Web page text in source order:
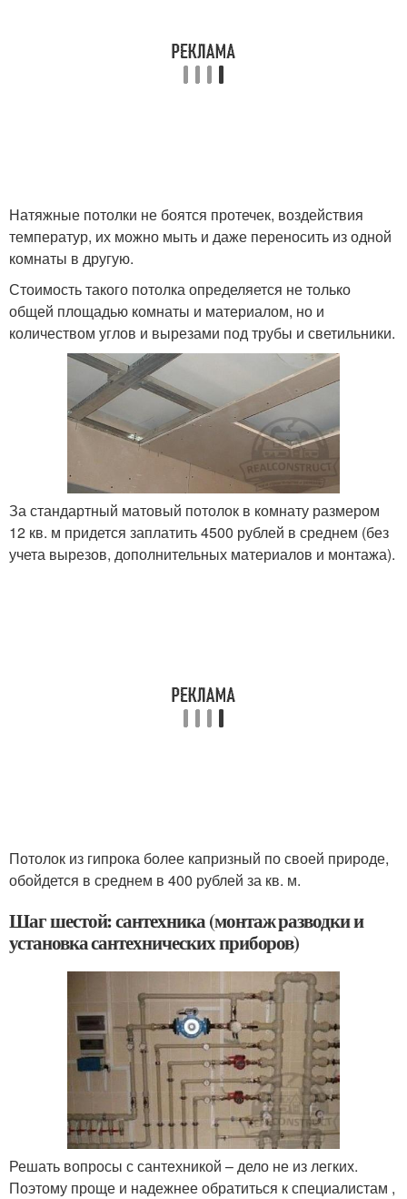
Натяжные потолки не боятся протечек, воздействия
температур, их можно мыть и даже переносить из одной
комнаты в другую.
Стоимость такого потолка определяется не только
общей площадью комнаты и материалом, но и
количеством углов и вырезами под трубы и светильники.
За стандартный матовый потолок в комнату размером
12 кв. м придется заплатить 4500 рублей в среднем (без
учета вырезов, дополнительных материалов и монтажа).
Потолок из гипрока более капризный по своей природе,
обойдется в среднем в 400 рублей за кв. м.
Шаг шестой: сантехника (монтаж разводки и
установка сантехнических приборов)
Решать вопросы с сантехникой – дело не из легких.
Поэтому проще и надежнее обратиться к специалистам ,